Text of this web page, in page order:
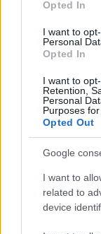
Opted In
I want to
Personal
Opted In
I want to
Retention,
Personal
Purposes
Opted Out
Google
I want to
related to
device
କାଠିକୁ ପରିଭାଷିତ
ଯେତେବେଳେ ନରମ
କରେ। ଦାରୁଚିନି
ଶେଷ ଭାଗ ନାଜୁକ,
ସେମାନଙ୍କୁ ପ୍ରାୟ
ସେମାନଙ୍କୁ ସତର୍କ
ଦାରୁଚିନି ପାଉଡରର
ଏହାର ସୂକ୍ଷ୍ମ
ଏହି ବହୁମୁଖୀ
ହେଉଥିବା
ଏକ ପୃଷ୍ଠଭୂମି
ସମ୍ବେଦନଶୀଳ
କଞ୍ଚା ଉପାଦାନରୁ
ଡାଲଚିନି ମଧ୍ୟରେ